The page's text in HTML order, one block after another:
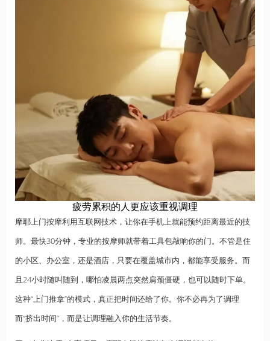
疲劳累积的人更应该重视调理
摩耶上门按摩利用互联网技术，让你在手机上就能预约距离最近的技
师。最快30分钟，专业的按摩师就带着工具包敲响你的门。不管是住
的小区、办公室，还是酒店，只要在覆盖城市内，都能享受服务。而
且24小时随叫随到，哪怕凌晨两点突然肩颈僵硬，也可以随时下单。
这种“上门推拿”的模式，真正把时间还给了你。你不必再为了调理
而“挤出时间”，而是让调理融入你的生活节奏。